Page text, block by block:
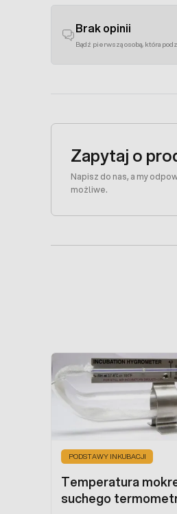
Brak opinii
Bądź pierwszą osobą, która
Zapytaj o
Napisz do nas, a my
możliwe.
PODSTAWY INKUBACJI
Temperatura
suchego